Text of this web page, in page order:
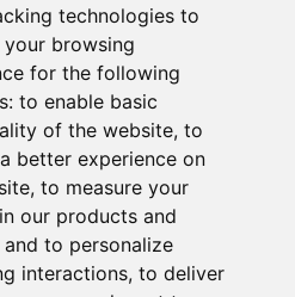
technologies to
browsing
for the following
to enable basic
of the website, to
better experience on
, to measure your
our products and
and to personalize
interactions, to deliver